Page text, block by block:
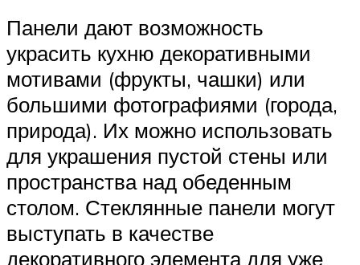
Панели дают возможность
украсить кухню декоративными
мотивами (фрукты, чашки) или
большими фотографиями (города,
природа). Их можно использовать
для украшения пустой стены или
пространства над обеденным
столом. Стеклянные панели могут
выступать в качестве
декоративного элемента для уже